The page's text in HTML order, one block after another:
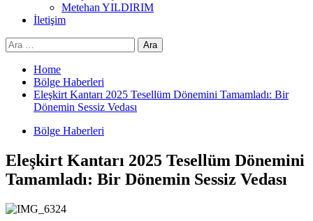
Metehan YILDIRIM
İletişim
Arama:
Home
Bölge Haberleri
Eleşkirt Kantarı 2025 Tesellüm Dönemini Tamamladı: Bir
Dönemin Sessiz Vedası
Bölge Haberleri
Eleşkirt Kantarı 2025 Tesellüm Dönemini
Tamamladı: Bir Dönemin Sessiz Vedası